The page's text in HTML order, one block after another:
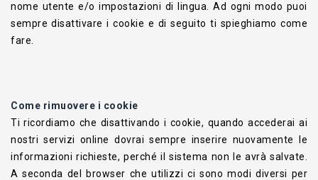
nome utente e/o impostazioni di lingua. Ad ogni modo puoi
sempre disattivare i cookie e di seguito ti spieghiamo come
fare.
Come rimuovere i cookie
Ti ricordiamo che disattivando i cookie, quando accederai ai
nostri servizi online dovrai sempre inserire nuovamente le
informazioni richieste, perché il sistema non le avrà salvate.
A seconda del browser che utilizzi ci sono modi diversi per